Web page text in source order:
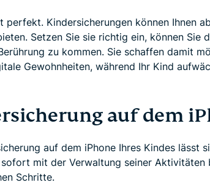
perfekt. Kindersicherungen können Ihnen
Setzen Sie sie richtig ein, können Sie
zu kommen. Sie schaffen damit
Gewohnheiten, während Ihr Kind
auf dem
auf dem iPhone Ihres Kindes lässt
sofort mit der Verwaltung seiner Aktivitäten
Schritte.